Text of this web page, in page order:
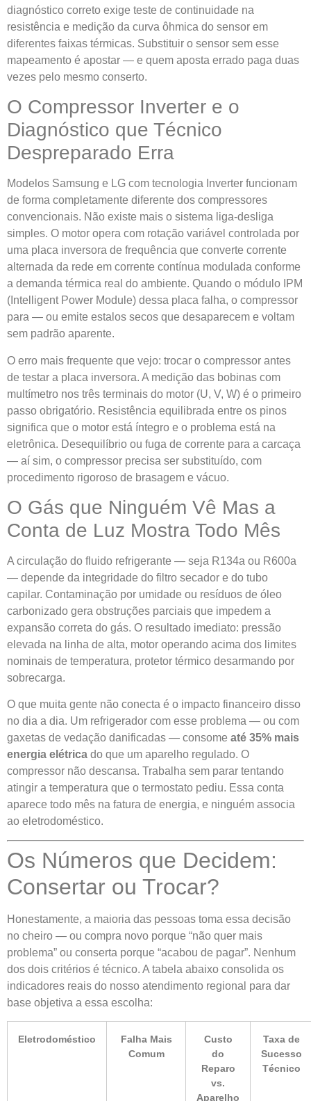
diagnóstico correto exige teste de continuidade na
resistência e medição da curva ôhmica do sensor em
diferentes faixas térmicas. Substituir o sensor sem esse
mapeamento é apostar — e quem aposta errado paga duas
vezes pelo mesmo conserto.
O Compressor Inverter e o
Diagnóstico que Técnico
Despreparado Erra
Modelos Samsung e LG com tecnologia Inverter funcionam
de forma completamente diferente dos compressores
convencionais. Não existe mais o sistema liga-desliga
simples. O motor opera com rotação variável controlada por
uma placa inversora de frequência que converte corrente
alternada da rede em corrente contínua modulada conforme
a demanda térmica real do ambiente. Quando o módulo IPM
(Intelligent Power Module) dessa placa falha, o compressor
para — ou emite estalos secos que desaparecem e voltam
sem padrão aparente.
O erro mais frequente que vejo: trocar o compressor antes
de testar a placa inversora. A medição das bobinas com
multímetro nos três terminais do motor (U, V, W) é o primeiro
passo obrigatório. Resistência equilibrada entre os pinos
significa que o motor está íntegro e o problema está na
eletrônica. Desequilíbrio ou fuga de corrente para a carcaça
— aí sim, o compressor precisa ser substituído, com
procedimento rigoroso de brasagem e vácuo.
O Gás que Ninguém Vê Mas a
Conta de Luz Mostra Todo Mês
A circulação do fluido refrigerante — seja R134a ou R600a
— depende da integridade do filtro secador e do tubo
capilar. Contaminação por umidade ou resíduos de óleo
carbonizado gera obstruções parciais que impedem a
expansão correta do gás. O resultado imediato: pressão
elevada na linha de alta, motor operando acima dos limites
nominais de temperatura, protetor térmico desarmando por
sobrecarga.
O que muita gente não conecta é o impacto financeiro disso
no dia a dia. Um refrigerador com esse problema — ou com
gaxetas de vedação danificadas — consome até 35% mais
energia elétrica do que um aparelho regulado. O
compressor não descansa. Trabalha sem parar tentando
atingir a temperatura que o termostato pediu. Essa conta
aparece todo mês na fatura de energia, e ninguém associa
ao eletrodoméstico.
Os Números que Decidem:
Consertar ou Trocar?
Honestamente, a maioria das pessoas toma essa decisão
no cheiro — ou compra novo porque “não quer mais
problema” ou conserta porque “acabou de pagar”. Nenhum
dos dois critérios é técnico. A tabela abaixo consolida os
indicadores reais do nosso atendimento regional para dar
base objetiva a essa escolha:
Eletrodoméstico
Falha Mais
Comum
Custo
do
Reparo
vs.
Aparelho
Taxa de
Sucesso
Técnico